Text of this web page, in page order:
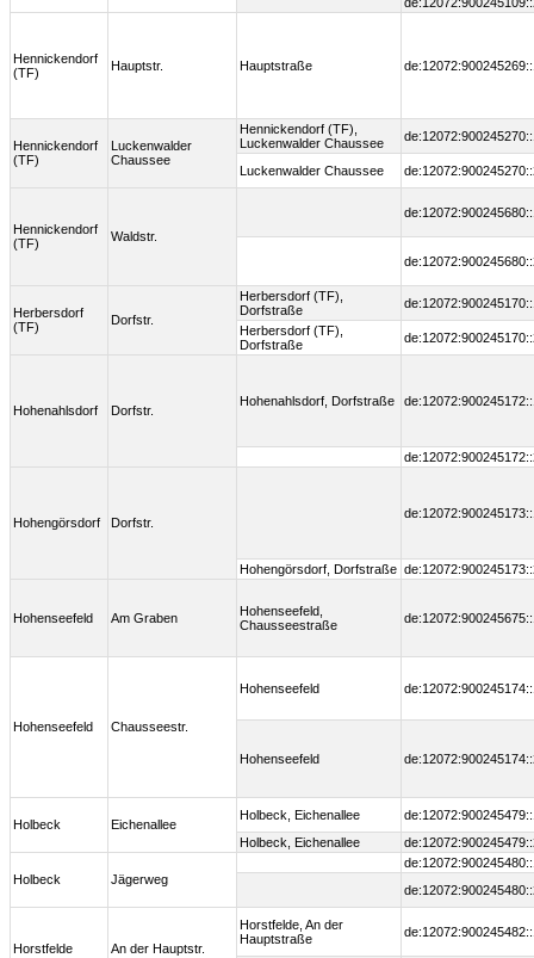
Hennickendorf
(TF)
Hauptstr. Hauptstraße
Hennickendorf
(TF)
Luckenwalder
Chaussee
Hennickendorf (TF),
Luckenwalder Chaussee
Luckenwalder Chaussee
Hennickendorf
(TF)
Waldstr.
Herbersdorf
(TF)
Dorfstr.
Herbersdorf (TF),
Dorfstraße
Herbersdorf (TF),
Dorfstraße
Hohenahlsdorf Dorfstr.
Hohenahlsdorf, Dorfstraße
Hohengörsdorf Dorfstr.
Hohengörsdorf, Dorfstraße
Hohenseefeld Am Graben
Hohenseefeld,
Chausseestraße
Hohenseefeld Chausseestr.
Hohenseefeld
Hohenseefeld
Holbeck Eichenallee
Holbeck, Eichenallee
Holbeck, Eichenallee
Holbeck Jägerweg
Horstfelde An der Hauptstr.
Horstfelde, An der
Hauptstraße